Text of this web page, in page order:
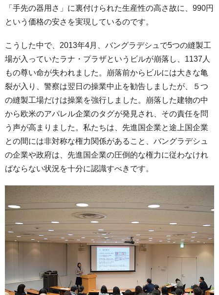
「手先の器用さ」に裏付けられた生産性の高さ故に、990円
という価格の安さを実現しているのです。
こうした中で、2013年4月、バングラデシュで5つの縫製工
場が入っていたラナ・プラザというビルが崩落し、1137人
もの尊い命が失われました。崩落前からビルには大きな亀
裂が入り、警察は翌日の操業中止を勧告しましたが、５つ
の縫製工場だけは操業を強行しました。崩落した建物の中
から欧米のアパレル企業のタグが発見され、その責任を問
う声が高まりました。私たちは、先進国企業と途上国企業
との間には非対称な権力関係があること、バングラデシュ
の企業や政府は、先進国企業の圧倒的な権力に従わなけれ
ばならない状況を十分に認識すべきです。